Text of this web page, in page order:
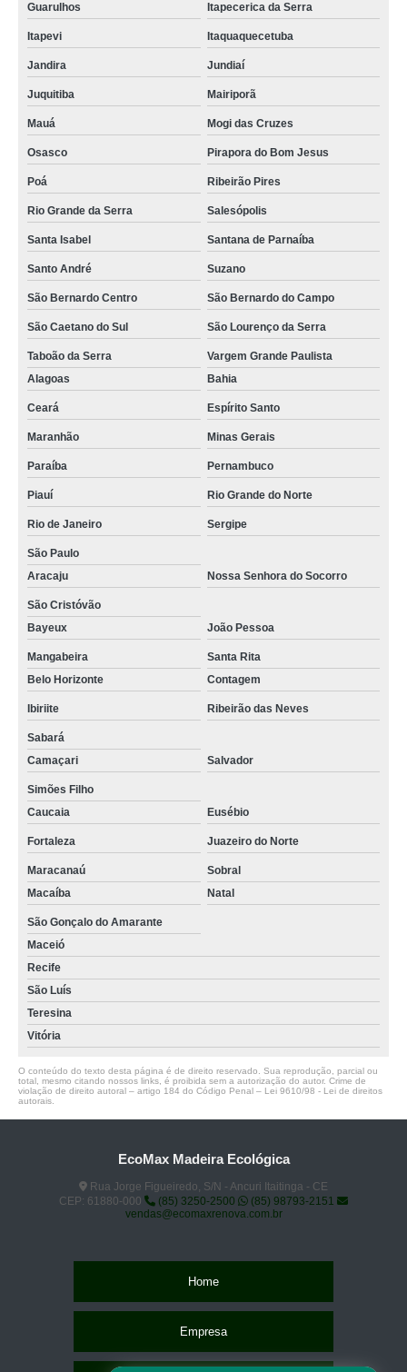
Guarulhos Itapecerica da Serra
Itapevi Itaquaquecetuba
Jandira Jundiaí
Juquitiba Mairiporã
Mauá Mogi das Cruzes
Osasco Pirapora do Bom Jesus
Poá Ribeirão Pires
Rio Grande da Serra Salesópolis
Santa Isabel Santana de Parnaíba
Santo André Suzano
São Bernardo Centro São Bernardo do Campo
São Caetano do Sul São Lourenço da Serra
Taboão da Serra
Vargem Grande Paulista
Alagoas
Bahia
Ceará Espírito Santo
Maranhão Minas Gerais
Paraíba Pernambuco
Piauí Rio Grande do Norte
Rio de Janeiro Sergipe
São Paulo
Aracaju
Nossa Senhora do Socorro
São Cristóvão
Bayeux
João Pessoa
Mangabeira
Santa Rita
Belo Horizonte
Contagem
Ibiriite Ribeirão das Neves
Sabará
Camaçari
Salvador
Simões Filho
Caucaia
Eusébio
Fortaleza Juazeiro do Norte
Maracanaú
Sobral
Macaíba
Natal
São Gonçalo do Amarante
Maceió
Recife
São Luís
Teresina
Vitória
O conteúdo do texto desta página é de direito reservado. Sua reprodução, parcial ou
total, mesmo citando nossos links, é proibida sem a autorização do autor. Crime de
violação de direito autoral – artigo 184 do Código Penal – Lei 9610/98 - Lei de direitos
autorais
EcoMax Madeira Ecológica
Rua Jorge Figueiredo, S/N - Ancuri Itaitinga - CE
CEP: 61880-000
(85) 3250-2500
(85) 98793-2151
vendas@ecomaxrenova.com.br
Home
Empresa